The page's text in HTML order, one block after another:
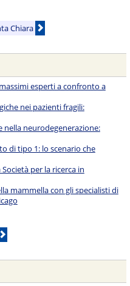
Chiara
esperti a confronto a
nei pazienti fragili:
nella neurodegenerazione:
di tipo 1: lo scenario che
per la ricerca in
mammella con gli specialisti di